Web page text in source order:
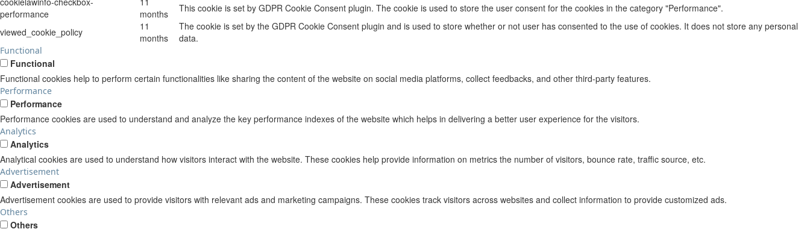
performance
months
This cookie is set by GDPR Cookie Consent plugin. The cookie is used to store the user consent for the cookies in the category "Performance".
viewed_cookie_policy
11
months
The cookie is set by the GDPR Cookie Consent plugin and is used to store whether or not user has consented to the use of cookies. It does not store any personal
data.
Functional
Functional
Functional cookies help to perform certain functionalities like sharing the content of the website on social media platforms, collect feedbacks, and other third-party features.
Performance
Performance
Performance cookies are used to understand and analyze the key performance indexes of the website which helps in delivering a better user experience for the visitors.
Analytics
Analytics
Analytical cookies are used to understand how visitors interact with the website. These cookies help provide information on metrics the number of visitors, bounce rate, traffic source, etc.
Advertisement
Advertisement
Advertisement cookies are used to provide visitors with relevant ads and marketing campaigns. These cookies track visitors across websites and collect information to provide customized ads.
Others
Others